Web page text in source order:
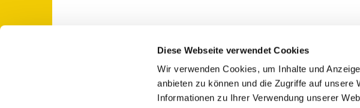
Diese Webseite verwendet Cookies
Wir verwenden Cookies, um Inhalte und
anbieten zu können und die Zugriffe auf
Informationen zu Ihrer Verwendung unserer
St. Otto: Katholische Kirche Usedom-Anklam-Greifswald